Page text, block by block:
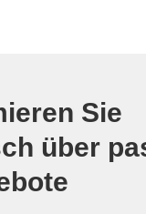
Sie
über